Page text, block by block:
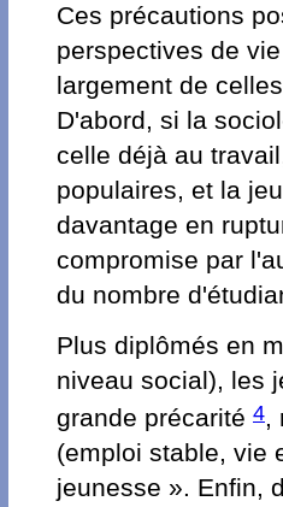
Ces précautions
perspectives de
largement de
D'abord, si la
celle déjà au
populaires, et la
davantage en
compromise par
du nombre
Plus diplômés en
niveau social), les
grande précarité 4,
(emploi stable, vie
jeunesse ». Enfin,